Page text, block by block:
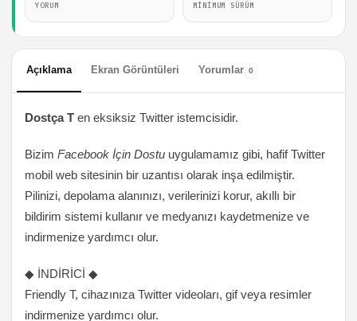
YORUM MINIMUM SÜRÜM
Açıklama Ekran Görüntüleri Yorumlar 0
Dostça T en eksiksiz Twitter istemcisidir.
Bizim Facebook İçin Dostu uygulamamız gibi, hafif Twitter
mobil web sitesinin bir uzantısı olarak inşa edilmiştir.
Pilinizi, depolama alanınızı, verilerinizi korur, akıllı bir
bildirim sistemi kullanır ve medyanızı kaydetmenize ve
indirmenize yardımcı olur.
◆ İNDİRİCİ ◆
Friendly T, cihazınıza Twitter videoları, gif veya resimler
indirmenize yardımcı olur.